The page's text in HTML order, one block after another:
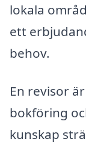
lokala
ett
behov.
En revisor
bokföring
kunskap